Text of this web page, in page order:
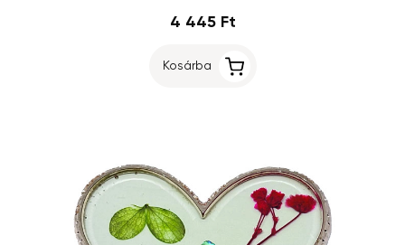
4 445 Ft
Kosárba